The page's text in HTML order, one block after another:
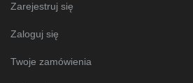
Zarejestruj się
Zaloguj się
Twoje zamówienia